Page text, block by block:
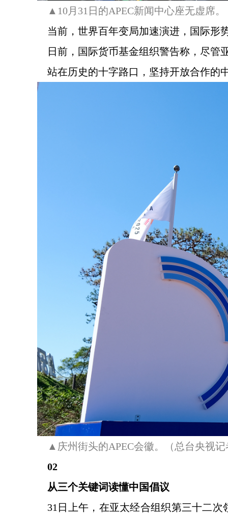
▲10月31日的APEC新闻中心座无虚席
当前，世界百年变局加速演进，国际形
日前，国际货币基金组织警告称，尽管
站在历史的十字路口，坚持开放合作的
▲庆州街头的APEC会徽。（总台央视
02
从三个关键词读懂中国倡议
31日上午，在亚太经合组织第三十二